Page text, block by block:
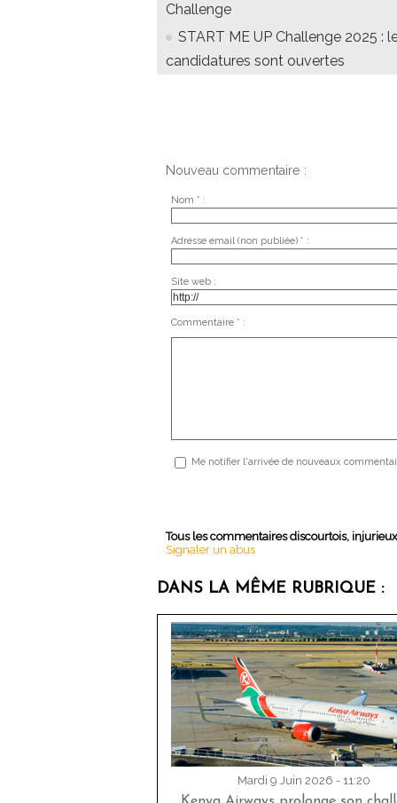
Challenge
START ME UP Challenge 2025 :
candidatures sont ouvertes
Nouveau commentaire :
Nom * :
Adresse email (non publiée) * :
Site web :
Commentaire * :
Me notifier l'arrivée de nouveaux
Tous les commentaires discourtois,
Signaler un abus
DANS LA MÊME RUBRIQUE :
Mardi 9 Juin 2026 - 11:20